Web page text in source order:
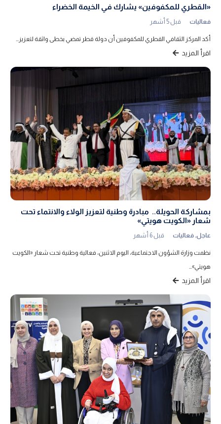
«القطري للمكفوفين» يشارك في الخيمة الخضراء
فعاليات قبل 5 أشهر
أكد المركز الثقافي القطري للمكفوفين أن دولة قطر تمضي بخطى واثقة لتعزيز…
اقرأ المزيد
بمشاركة الحويلة.. مبادرة وطنية لتعزيز الولاء والانتماء تحت
شعار «الكويت هويتي»
عاجل, فعاليات قبل 6 أشهر
نظمت وزارة الشؤون الاجتماعية، اليوم الاثنين، فعالية وطنية تحت شعار «الكويت
هويتي»…
اقرأ المزيد